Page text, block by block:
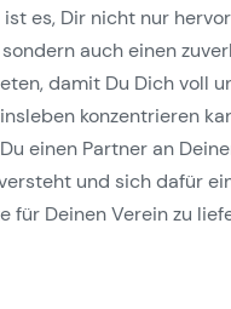
ist es, Dir nicht nur
auch einen
damit Du Dich voll
konzentrieren
einen Partner an
und sich dafür
für Deinen Verein zu